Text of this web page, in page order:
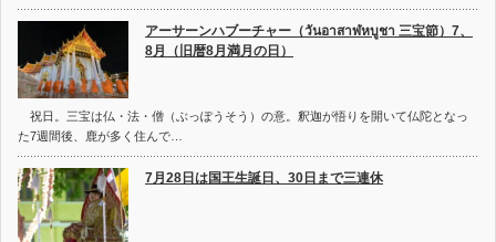
アーサーンハブーチャー（วันอาสาฬหบูชา 三宝節）7、
8月（旧暦8月満月の日）
祝日。三宝は仏・法・僧（ぶっぽうそう）の意。釈迦が悟りを開いて仏陀となっ
た7週間後、鹿が多く住んで…
7月28日は国王生誕日、30日まで三連休